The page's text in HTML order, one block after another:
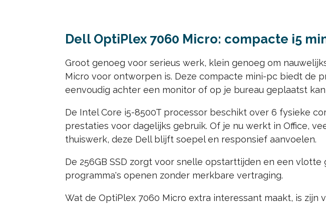
Dell OptiPlex 7060 Micro: compacte i5
Groot genoeg voor serieus werk, klein genoeg om
Micro voor ontworpen is. Deze compacte mini-pc biedt de
eenvoudig achter een monitor of op je bureau geplaatst
De Intel Core i5-8500T processor beschikt over 6 fysieke
prestaties voor dagelijks gebruik. Of je nu werkt in Office,
thuiswerk, deze Dell blijft soepel en responsief aanvoelen.
De 256GB SSD zorgt voor snelle opstarttijden en een
programma's openen zonder merkbare vertraging.
Wat de OptiPlex 7060 Micro extra interessant maakt, is